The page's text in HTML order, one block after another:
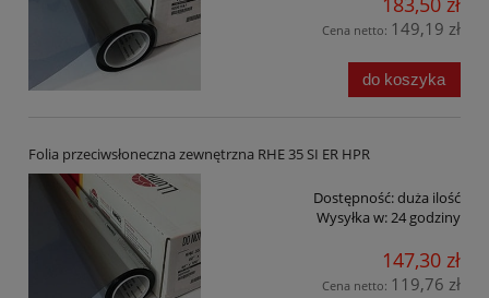
Cena netto: 149,19 zł
do koszyka
Folia przeciwsłoneczna zewnętrzna RHE 35 SI ER HPR
Dostępność:duża ilość
Wysyłka w:24 godziny
147,30 zł
Cena netto: 119,76 zł